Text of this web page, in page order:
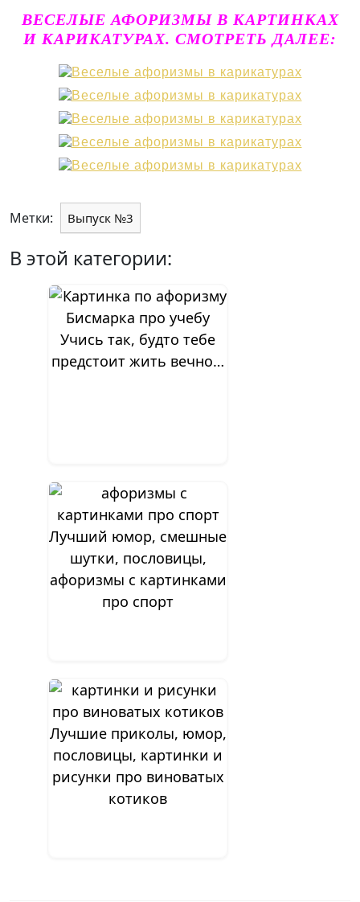
ВЕСЕЛЫЕ АФОРИЗМЫ В КАРТИНКАХ
И КАРИКАТУРАХ. СМОТРЕТЬ ДАЛЕЕ:
Метки: Выпуск №3
В этой категории:
Учись так, будто тебе
предстоит жить вечно…
Лучший юмор, смешные
шутки, пословицы,
афоризмы с картинками
про спорт
Лучшие приколы, юмор,
пословицы, картинки и
рисунки про виноватых
котиков